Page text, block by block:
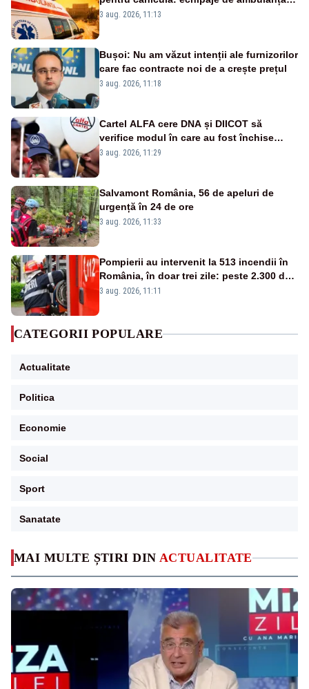
MAI MULTE ȘTIRI DIN ACTUALITATE
suplimentate, stocuri de medicamente
3 aug. 2026, 11:13
Bușoi: Nu am văzut intenții ale furnizorilor
care fac contracte noi de a crește prețul
3 aug. 2026, 11:18
Cartel ALFA cere DNA și DIICOT să
verifice modul în care au fost închise
centralele pe cărbune
3 aug. 2026, 11:29
Salvamont România, 56 de apeluri de
urgență în 24 de ore
3 aug. 2026, 11:33
Pompierii au intervenit la 513 incendii în
România, în doar trei zile: peste 2.300 de
hectare de teren au fost afectate
3 aug. 2026, 11:11
CATEGORII POPULARE
Actualitate
Politica
Economie
Social
Sport
Sanatate